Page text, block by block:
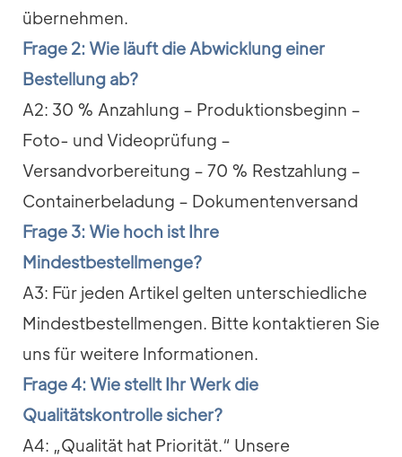
übernehmen.
Frage 2: Wie läuft die Abwicklung einer
Bestellung ab?
A2: 30 % Anzahlung – Produktionsbeginn –
Foto- und Videoprüfung –
Versandvorbereitung – 70 % Restzahlung –
Containerbeladung – Dokumentenversand
Frage 3: Wie hoch ist Ihre
Mindestbestellmenge?
A3: Für jeden Artikel gelten unterschiedliche
Mindestbestellmengen. Bitte kontaktieren Sie
uns für weitere Informationen.
Frage 4: Wie stellt Ihr Werk die
Qualitätskontrolle sicher?
A4: „Qualität hat Priorität.“ Unsere